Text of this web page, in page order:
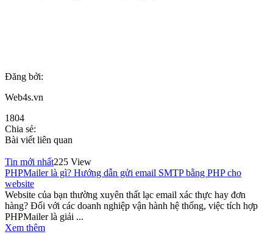
Đăng bởi:
Web4s.vn
1804
Chia sẻ:
Bài viết liên quan
Tin mới nhất225 View
PHPMailer là gì? Hướng dẫn gửi email SMTP bằng PHP cho
website
Website của bạn thường xuyên thất lạc email xác thực hay đơn
hàng? Đối với các doanh nghiệp vận hành hệ thống, việc tích hợp
PHPMailer là giải ...
Xem thêm